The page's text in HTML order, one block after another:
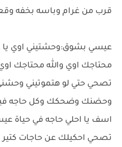
قرب من غرام وباسه بخفه
عيسي بشوق:وحشتيني اوي يا
محتاجك اوي والله محتاجك
تصحي حتي لو هتموتيني
وحضنك وضحكك وكل حاجه
اسف يا احلي حاجه في حياة
تصحي احكيلك عن حاجات كتير